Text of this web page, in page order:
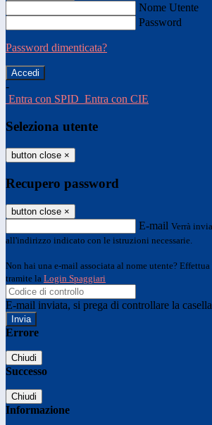
Nome Utente
Password
Password dimenticata?
-
Entra con SPID Entra con CIE
Seleziona utente
button close ×
Recupero password
button close ×
E-mail Verrà
all'indirizzo indicato con le istruzioni necessarie.
Non hai una e-mail associata al nome utente?
tramite la Login Spaggiari
E-mail inviata, si prega di controllare la
Errore
Chiudi
Successo
Chiudi
Informazione